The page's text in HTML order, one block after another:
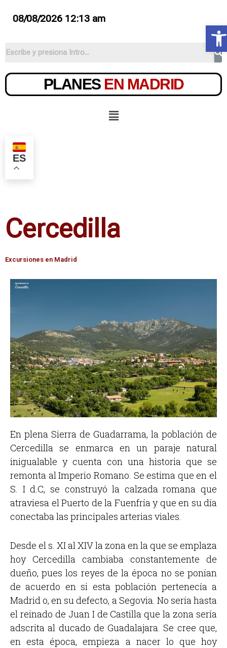
08/08/2026 12:13 am
PLANES EN MADRID
ES
Cercedilla
Excursiones en Madrid
En plena Sierra de Guadarrama, la población de
Cercedilla se enmarca en un paraje natural
inigualable y cuenta con una historia que se
remonta al Imperio Romano. Se estima que en el
S. I d.C, se construyó la calzada romana que
atraviesa el Puerto de la Fuenfría y que en su día
conectaba las principales arterias viales.
Desde el s. XI al XIV la zona en la que se emplaza
hoy Cercedilla cambiaba constantemente de
dueño, pues los reyes de la época no se ponían
de acuerdo en si esta población pertenecía a
Madrid o, en su defecto, a Segovia. No sería hasta
el reinado de Juan I de Castilla que la zona sería
adscrita al ducado de Guadalajara. Se cree que,
en esta época, empieza a nacer lo que hoy